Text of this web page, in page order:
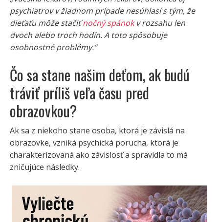
psychiatrov v žiadnom prípade nesúhlasí s tým, že
dieťaťu môže stačiťnočný spánokv rozsahu len
dvoch alebo troch hodín. A toto spôsobuje
osobnostné problémy.“
Čo sa stane našim deťom, ak budú
tráviť príliš veľa času pred
obrazovkou?
Ak sa z niekoho stane osoba, ktorá je závislá na
obrazovke, vzniká psychická porucha, ktorá je
charakterizovaná ako závislosť a spravidla to má
zničujúce následky.